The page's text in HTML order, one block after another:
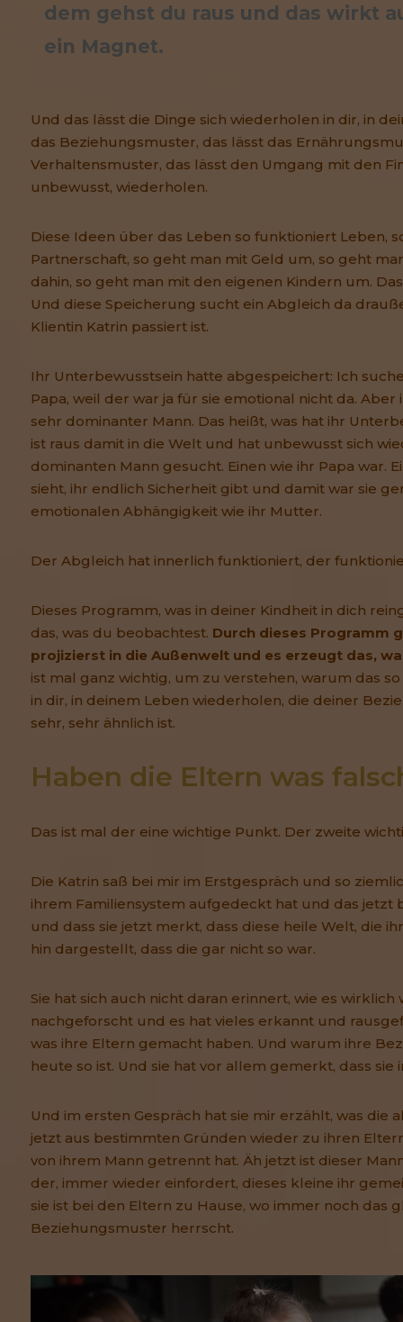
dem gehst du raus und das wirkt
ein Magnet.
Und das lässt die Dinge sich wiederholen in dir, in
das Beziehungsmuster, das lässt das
Verhaltensmuster, das lässt den Umgang mit den
unbewusst, wiederholen.
Diese Ideen über das Leben so funktioniert Leben,
Partnerschaft, so geht man mit Geld um, so geht
dahin, so geht man mit den eigenen Kindern um.
Und diese Speicherung sucht ein Abgleich da
Klientin Katrin passiert ist.
Ihr Unterbewusstsein hatte abgespeichert: Ich
Papa, weil der war ja für sie emotional nicht da. Aber
sehr dominanter Mann. Das heißt, was hat ihr
ist raus damit in die Welt und hat unbewusst sich
dominanten Mann gesucht. Einen wie ihr Papa war.
sieht, ihr endlich Sicherheit gibt und damit war sie
emotionalen Abhängigkeit wie ihr Mutter.
Der Abgleich hat innerlich funktioniert, der
Dieses Programm, was in deiner Kindheit in dich
das, was du beobachtest. Durch dieses Programm
projizierst in die Außenwelt und es erzeugt das,
ist mal ganz wichtig, um zu verstehen, warum das so
in dir, in deinem Leben wiederholen, die deiner
sehr, sehr ähnlich ist.
Haben die Eltern was
Das ist mal der eine wichtige Punkt. Der zweite
Die Katrin saß bei mir im Erstgespräch und so
ihrem Familiensystem aufgedeckt hat und das jetzt
und dass sie jetzt merkt, dass diese heile Welt, die
hin dargestellt, dass die gar nicht so war.
Sie hat sich auch nicht daran erinnert, wie es wirklich
nachgeforscht und es hat vieles erkannt und
was ihre Eltern gemacht haben. Und warum ihre
heute so ist. Und sie hat vor allem gemerkt, dass sie
Und im ersten Gespräch hat sie mir erzählt, was die
jetzt aus bestimmten Gründen wieder zu ihren
von ihrem Mann getrennt hat. Äh jetzt ist dieser
der, immer wieder einfordert, dieses kleine ihr
sie ist bei den Eltern zu Hause, wo immer noch das
Beziehungsmuster herrscht.